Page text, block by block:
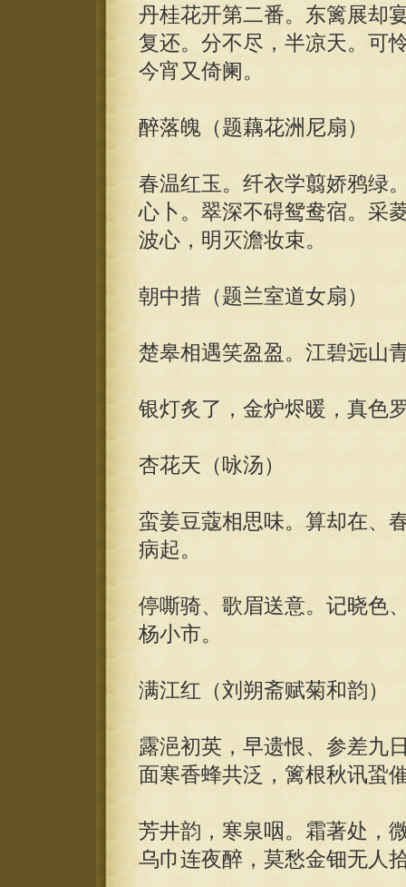
丹桂花开第二番。东篱展却
复还。分不尽，半凉天。可
今宵又倚阑。
醉落魄（题藕花洲尼扇）
春温红玉。纤衣学翦娇鸦绿
心卜。翠深不碍鸳鸯宿。采
波心，明灭澹妆束。
朝中措（题兰室道女扇）
楚皋相遇笑盈盈。江碧远山
银灯炙了，金炉烬暖，真色
杏花天（咏汤）
蛮姜豆蔻相思味。算却在、
病起。
停嘶骑、歌眉送意。记晓色
杨小市。
满江红（刘朔斋赋菊和韵）
露浥初英，早遗恨、参差九
面寒香蜂共泛，篱根秋讯蛩
芳井韵，寒泉咽。霜著处，
乌巾连夜醉，莫愁金钿无人